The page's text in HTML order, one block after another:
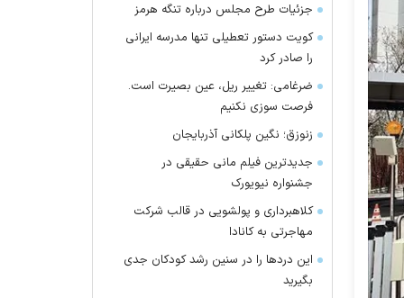
جزئیات طرح مجلس درباره تنگه هرمز
کویت دستور تعطیلی تنها مدرسه ایرانی
را صادر کرد
ضرغامی: تغییر ریل، عین بصیرت است.
فرصت سوزی نکنیم
زنوزق؛ نگین پلکانی آذربایجان
جدیدترین فیلم مانی حقیقی در
جشنواره نیویورک
کلاهبرداری و پولشویی در قالب شرکت
مهاجرتی به کانادا
این درد‌ها را در سنین رشد کودکان جدی
بگیرید